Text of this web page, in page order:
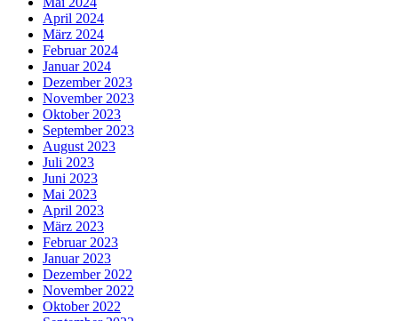
April 2024
März 2024
Februar 2024
Januar 2024
Dezember 2023
November 2023
Oktober 2023
September 2023
August 2023
Juli 2023
Juni 2023
Mai 2023
April 2023
März 2023
Februar 2023
Januar 2023
Dezember 2022
November 2022
Oktober 2022